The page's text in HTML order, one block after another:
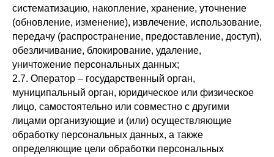
систематизацию, накопление, хранение, уточнение
(обновление, изменение), извлечение, использование,
передачу (распространение, предоставление, доступ),
обезличивание, блокирование, удаление,
уничтожение персональных данных;
2.7. Оператор – государственный орган,
муниципальный орган, юридическое или физическое
лицо, самостоятельно или совместно с другими
лицами организующие и (или) осуществляющие
обработку персональных данных, а также
определяющие цели обработки персональных